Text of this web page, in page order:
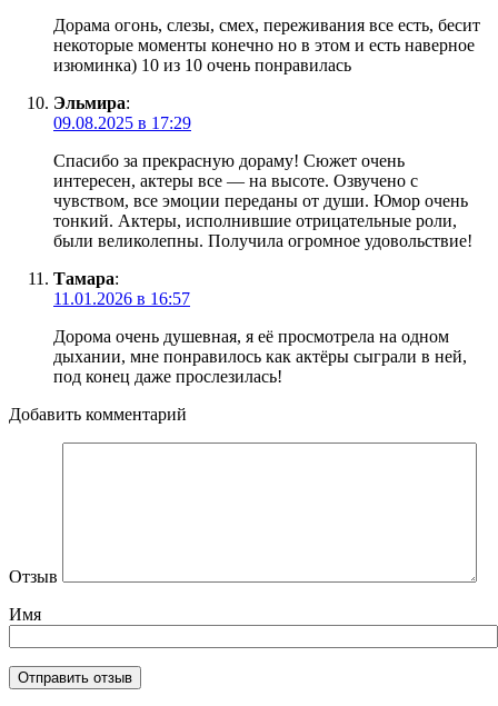
Дорама огонь, слезы, смех, переживания все есть, бесит
некоторые моменты конечно но в этом и есть наверное
изюминка) 10 из 10 очень понравилась
Эльмира:
09.08.2025 в 17:29
Спасибо за прекрасную дораму! Сюжет очень
интересен, актеры все — на высоте. Озвучено с
чувством, все эмоции переданы от души. Юмор очень
тонкий. Актеры, исполнившие отрицательные роли,
были великолепны. Получила огромное удовольствие!
Тамара:
11.01.2026 в 16:57
Дорома очень душевная, я её просмотрела на одном
дыхании, мне понравилось как актёры сыграли в ней,
под конец даже прослезилась!
Добавить комментарий
Отзыв
Имя